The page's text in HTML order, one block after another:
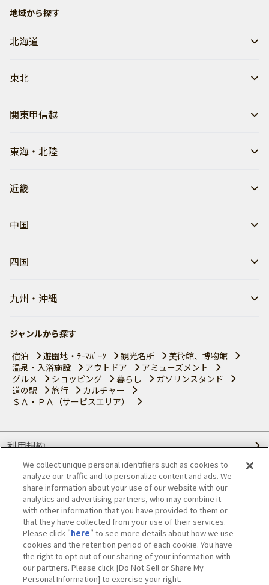
地域から探す
北海道
東北
関東甲信越
東海・北陸
近畿
中国
四国
九州・沖縄
ジャンルから探す
宿泊
遊園地・ﾃｰﾏﾊﾟｰｸ 観光名所
美術館、博物館
温泉・入浴施設
アウトドア
アミューズメント
グルメ
ショッピング 暮らし
ガソリンスタンド
道の駅
旅行
カルチャー
ＳＡ・ＰＡ（サービスエリア）
利用規約
個人情報の取り扱いについて
会員優待サービスの提携をご検討の方へ
JAFホームページ
© JAPAN AUTOMOBILE FEDERATION. All rights reserved.
We collect unique personal identifiers such as cookies to
analyze our traffic and to personalize content and ads. We
share information about your use of our website with our
analytics and advertising partners, who may combine it
with other information that you have provided to them or
that they have collected from your use of their services.
Please click "here" to see more details about how we use
cookies and the retention period of each cookie. You have
the right to opt out of our sharing of your information with
our partners. Please click [Do Not Sell or Share My
Personal Information] to exercise your right.